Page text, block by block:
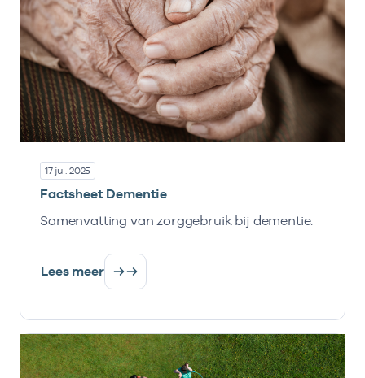
17 jul. 2025
Factsheet Dementie
Samenvatting van zorggebruik bij dementie.
Lees meer